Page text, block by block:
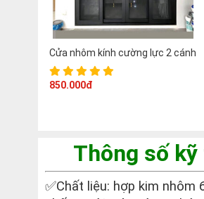
Cửa nhôm kính cường lực 2 cánh
850.000đ
Thông số
✅Chất liệu: hợp kim